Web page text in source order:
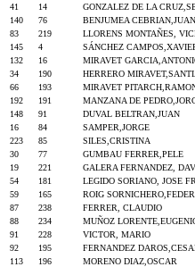
41
14 GONZALEZ DE LA
140
76 BENJUMEA
83
219 LLORENS MONTAÑES,
145
4 SÁNCHEZ
132
16 MIRAVET
34
190 HERRERO
66
193 MIRAVET
192
191 MANZANA DE
148
91 DUVAL BELTRAN,JUAN
16
84 SAMPER,JORGE
223
85 SILES,CRISTINA
30
77 GUMBAU FERRER,PELE
19
221 GALERA FERNANDEZ,
54
181 LEGIDO SORIANO, JOSE
59
165 ROIG
87
238 FERRER, CLAUDIO
88
234 MUÑOZ
91
228 VICTOR, MARIO
92
195 FERNANDEZ
113
196 MORENO DIAZ,OSCAR